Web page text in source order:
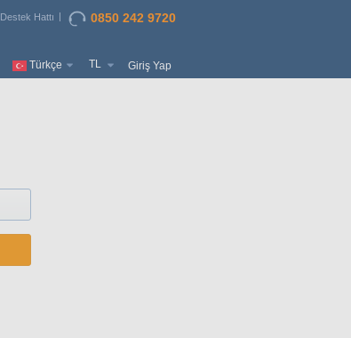
Destek Hattı 0850 242 9720
Türkçe TL Giriş Yap